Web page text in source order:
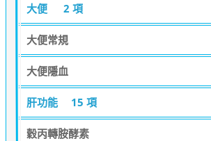
大便 2 項
大便常規
大便隱血
肝功能 15 項
穀丙轉胺酵素